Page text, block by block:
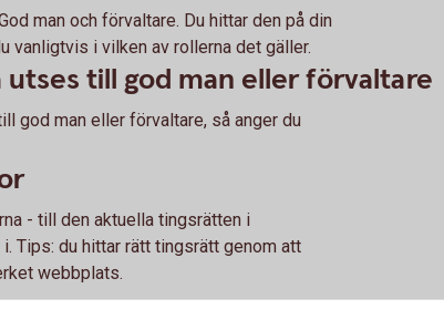
man och förvaltare. Du hittar den på din
vanligtvis i vilken av rollerna det gäller.
till god man eller förvaltare
god man eller förvaltare, så anger du
- till den aktuella tingsrätten i
Tips: du hittar rätt tingsrätt genom att
webbplats.